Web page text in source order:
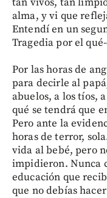
alma, y vi que
Entendí en un
Tragedia por el
Por las horas de
para decirle al
abuelos, a los tíos,
qué se tendrá que
Pero ante la
horas de terror,
vida al bebé, pero
impidieron. Nunca
educación que
que no debías